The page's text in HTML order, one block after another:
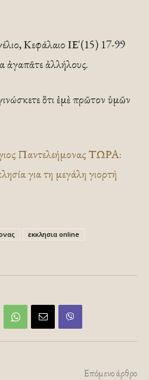
Κεφάλαιο ΙΕ'(15) 17-99
ἀγαπᾶτε ἀλλήλους.
ὅτι ἐμὲ πρῶτον ὑμῶν
Παντελεήμονας ΤΩΡΑ:
για τη μεγάλη γιορτή
εκκλησια online
Επόμενο άρθρο